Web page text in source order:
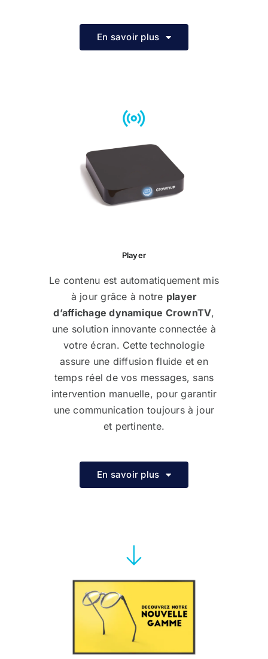
En savoir plus
Player
Le contenu est automatiquement mis
à jour grâce à notre player
d’affichage dynamique CrownTV,
une solution innovante connectée à
votre écran. Cette technologie
assure une diffusion fluide et en
temps réel de vos messages, sans
intervention manuelle, pour garantir
une communication toujours à jour
et pertinente.
En savoir plus